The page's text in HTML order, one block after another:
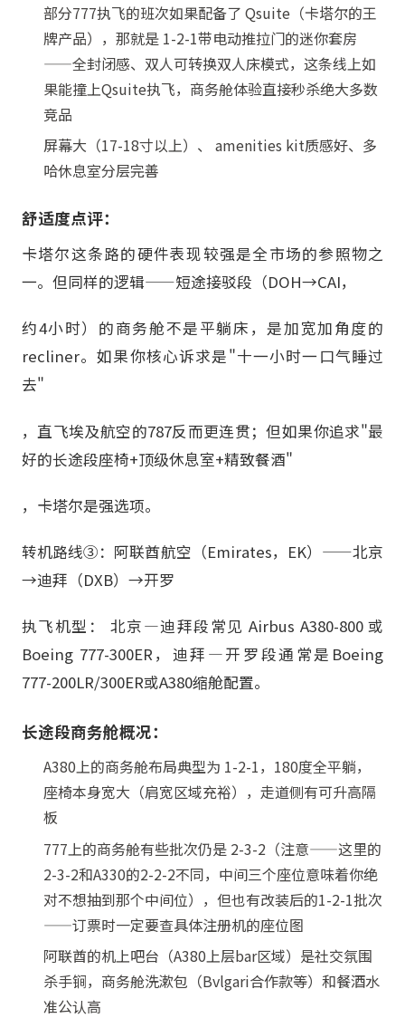
部分777执飞的班次如果配备了 Qsuite（卡塔尔的王
牌产品），那就是 1-2-1带电动推拉门的迷你套房
——全封闭感、双人可转换双人床模式，这条线上如
果能撞上Qsuite执飞，商务舱体验直接秒杀绝大多数
竞品
屏幕大（17-18寸以上）、 amenities kit质感好、多
哈休息室分层完善
舒适度点评：
卡塔尔这条路的硬件表现较强是全市场的参照物之
一。但同样的逻辑——短途接驳段（DOH→CAI，
约4小时）的商务舱不是平躺床，是加宽加角度的
recliner。如果你核心诉求是"十一小时一口气睡过
去"
，直飞埃及航空的787反而更连贯；但如果你追求"最
好的长途段座椅+顶级休息室+精致餐酒"
，卡塔尔是强选项。
转机路线③：阿联酋航空（Emirates，EK）——北京
→迪拜（DXB）→开罗
执飞机型： 北京—迪拜段常见 Airbus A380-800 或
Boeing 777-300ER，迪拜—开罗段通常是Boeing
777-200LR/300ER或A380缩舱配置。
长途段商务舱概况：
A380上的商务舱布局典型为 1-2-1，180度全平躺，
座椅本身宽大（肩宽区域充裕），走道侧有可升高隔
板
777上的商务舱有些批次仍是 2-3-2（注意——这里的
2-3-2和A330的2-2-2不同，中间三个座位意味着你绝
对不想抽到那个中间位），但也有改装后的1-2-1批次
——订票时一定要查具体注册机的座位图
阿联酋的机上吧台（A380上层bar区域）是社交氛围
杀手锏，商务舱洗漱包（Bvlgari合作款等）和餐酒水
准公认高